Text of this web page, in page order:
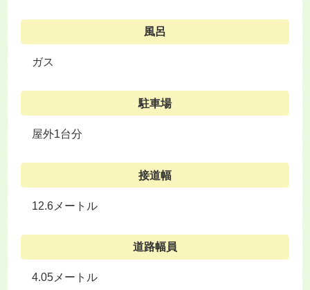
風呂
ガス
駐車場
屋外1台分
接道幅
12.6メートル
道路幅員
4.05メートル